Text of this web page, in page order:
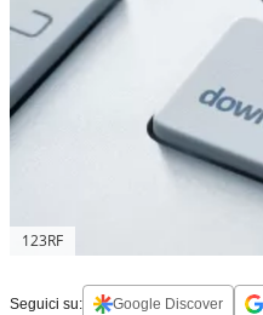
123RF
Seguici su: Google Discover